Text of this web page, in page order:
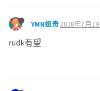
YMN姐贵2018年7月
rudk有望